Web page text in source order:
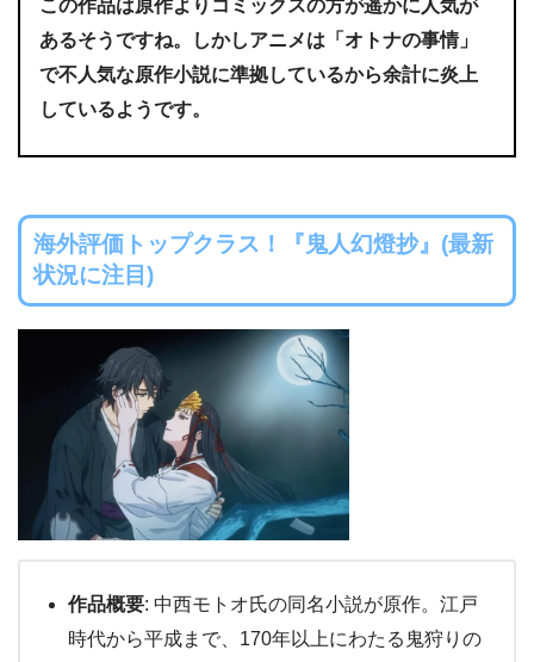
この作品は原作よりコミックスの方が遥かに人気が
あるそうですね。しかしアニメは「オトナの事情」
で不人気な原作小説に準拠しているから余計に炎上
しているようです。
海外評価トップクラス！『鬼人幻燈抄』(最新
状況に注目)
作品概要: 中西モトオ氏の同名小説が原作。江戸
時代から平成まで、170年以上にわたる鬼狩りの